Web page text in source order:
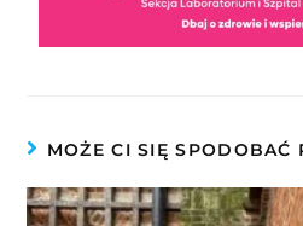
MOŻE CI SIĘ SPODOBAĆ